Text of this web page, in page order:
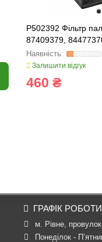
P502392 Фільтр
87409379,
Залишити відгук
460 ₴
ГРАФІК РОБОТИ
м. Рівне,
Понеділок -